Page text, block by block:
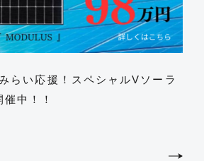
らい応援！スペシャルVソーラ
中！！